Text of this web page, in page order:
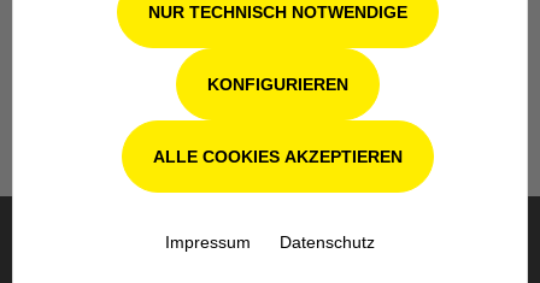
Unsere Fachwerkstatt für Garten-, Forst-
und Landtechnik- Geräte in Odenthal bei
Köln steht Ihnen auch nach dem Kauf mit
Rat und Tat zur Seite.
NUR TECHNISCH NOTWENDIGE
KONFIGURIEREN
ALLE COOKIES AKZEPTIEREN
Impressum Datenschutz